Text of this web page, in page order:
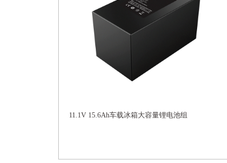
11.1V 15.6Ah车载冰箱大容量锂电池组